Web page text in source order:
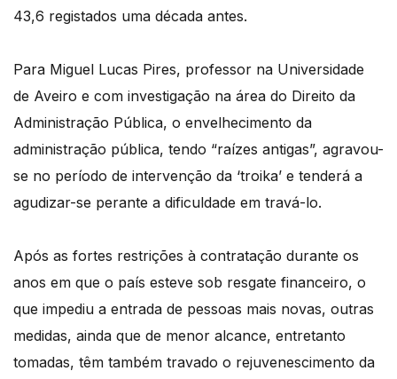
43,6 registados uma década antes.
Para Miguel Lucas Pires, professor na Universidade
de Aveiro e com investigação na área do Direito da
Administração Pública, o envelhecimento da
administração pública, tendo “raízes antigas”, agravou-
se no período de intervenção da ‘troika’ e tenderá a
agudizar-se perante a dificuldade em travá-lo.
Após as fortes restrições à contratação durante os
anos em que o país esteve sob resgate financeiro, o
que impediu a entrada de pessoas mais novas, outras
medidas, ainda que de menor alcance, entretanto
tomadas, têm também travado o rejuvenescimento da